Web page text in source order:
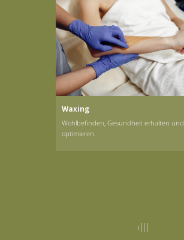
Waxing
Wohlbefinden, Gesundheit erhalten und
optimieren.